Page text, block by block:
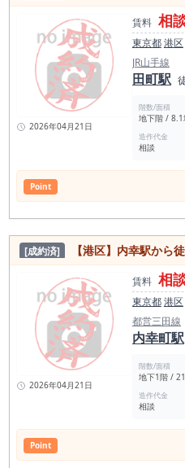
2026年04月21日
賃料 相
東京都港区
JR山手線
田町駅
階数/面積
地下階 / 8.1
造作代金
相談
Point
[成約済] 【港区】内幸駅から徒歩1分 新橋駅からも
2026年04月21日
賃料 相
東京都港区
都営三田線
内幸町駅
階数/面積
地下1階 /
造作代金
相談
Point